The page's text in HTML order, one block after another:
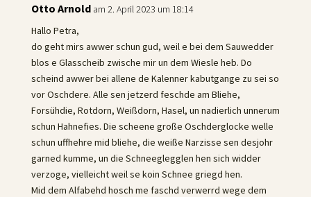
Otto Arnold am 2. April 2023 um 18:14
Hallo Petra,
do geht mirs awwer schun gud, weil e bei dem Sauwedder
blos e Glasscheib zwische mir un dem Wiesle heb. Do
scheind awwer bei allene de Kalenner kabutgange zu sei so
vor Oschdere. Alle sen jetzerd feschde am Bliehe,
Forsühdie, Rotdorn, Weißdorn, Hasel, un nadierlich unnerum
schun Hahnefies. Die scheene große Oschderglocke welle
schun uffhehre mid bliehe, die weiße Narzisse sen desjohr
garned kumme, un die Schneeglegglen hen sich widder
verzoge, vielleicht weil se koin Schnee griegd hen.
Mid dem Alfabehd hosch me faschd verwerrd wege dem